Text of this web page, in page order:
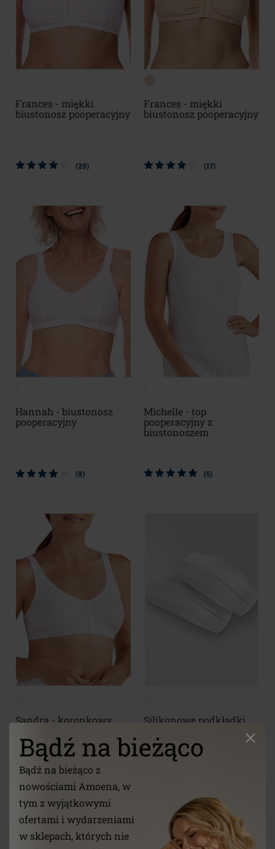
Bądź na bieżąco
Bądź na bieżąco z
nowościami Amoena, w
tym z wyjątkowymi
ofertami i wydarzeniami
w sklepach, których nie
Frances - miękki
biustonosz pooperacyjny
(29)
Frances - miękki
biustonosz pooperacyjny
(17)
Hannah - biustonosz
pooperacyjny
(8)
Michelle - top
pooperacyjny z
biustonoszem
(5)
Sandra - koronkowy
(9)
Silikonowe podkładki